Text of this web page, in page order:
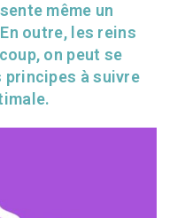
même un
outre, les reins
on peut se
principes à suivre